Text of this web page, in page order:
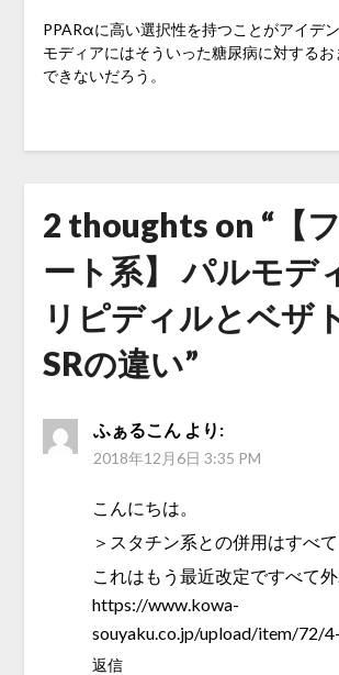
PPARαに高い選択性を持つことがアイデ
モディアにはそういった糖尿病に対する
できないだろう。
2 thoughts on “【
ート系】 パルモデ
リピディルとベザ
SRの違い”
ふぁるこん より:
2018年12月6日 3:35 PM
こんにちは。
＞スタチン系との併用はすべて
これはもう最近改定ですべて外
https://www.kowa-
souyaku.co.jp/upload/item/72/
返信